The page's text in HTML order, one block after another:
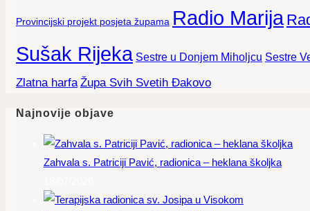
Provincijski projekt posjeta župama Radio Marija
Sušak Rijeka Sestre u Donjem Miholjcu Sestre
Zlatna harfa Župa Svih Svetih Đakovo
Najnovije objave
Zahvala s. Patriciji Pavić, radionica – heklana školjka